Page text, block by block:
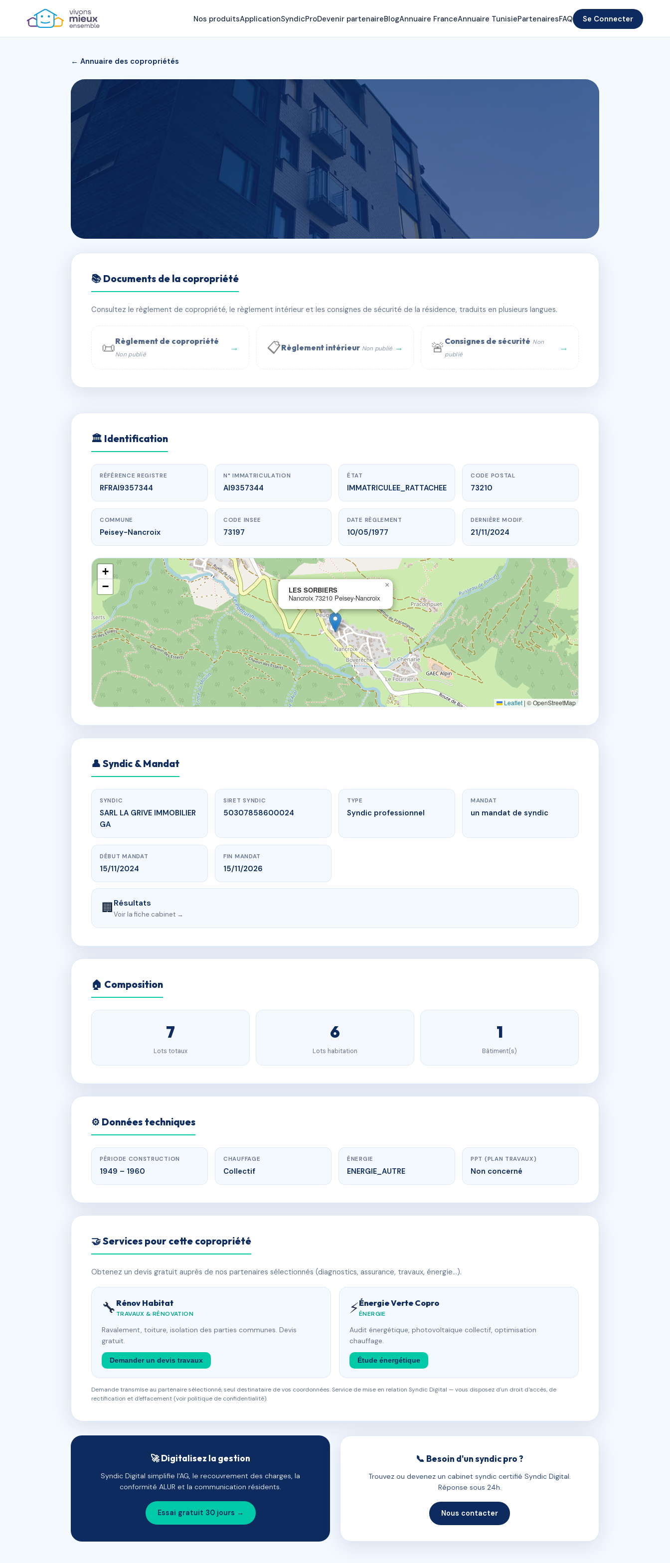
Nos produitsApplicationSyndicProDevenir partenaireBlogAnnuaire FranceAnnuaire TunisiePartenairesFAQ Se Connecter
← Annuaire des copropriétés
LES SORBIERS
📍 Nancroix 73210 Peisey-Nancroix
📞 Contacter Syndic Digital 💬 WhatsApp
📚 Documents de la copropriété
Consultez le règlement de copropriété, le règlement intérieur et les consignes de sécurité de la résidence, traduits en plusieurs langues.
📜Règlement de copropriété
Non publié
→ 📋Règlement intérieur Non publié → 🚨 Consignes de sécurité Non
publié
→
AI9357344 🇫🇷
www.vme.plus/AI9357344
LES SORBIERS
Nancroix73210 Peisey-Nancroix
🏛 Identification
RÉFÉRENCE REGISTRE
RFRAI9357344
N° IMMATRICULATION
AI9357344
ÉTAT
IMMATRICULEE_RATTACHEE
CODE POSTAL
73210
COMMUNE
Peisey-Nancroix
CODE INSEE
73197
DATE RÈGLEMENT
10/05/1977
DERNIÈRE MODIF.
21/11/2024
LES SORBIERS
Nancroix 73210 Peisey-Nancroix
×
+
−
Leaflet | © OpenStreetMap
👤 Syndic & Mandat
SYNDIC
SARL LA GRIVE IMMOBILIER
GA
SIRET SYNDIC
50307858600024
TYPE
Syndic professionnel
MANDAT
un mandat de syndic
DÉBUT MANDAT
15/11/2024
FIN MANDAT
15/11/2026
🏢Résultats
Voir la fiche cabinet →
🏠 Composition
7
Lots totaux
6
Lots habitation
1
Bâtiment(s)
⚙️ Données techniques
PÉRIODE CONSTRUCTION
1949 – 1960
CHAUFFAGE
Collectif
ÉNERGIE
ENERGIE_AUTRE
PPT (PLAN TRAVAUX)
Non concerné
🤝 Services pour cette copropriété
Obtenez un devis gratuit auprès de nos partenaires sélectionnés (diagnostics, assurance, travaux, énergie…).
🔧 Rénov Habitat
TRAVAUX & RÉNOVATION
Ravalement, toiture, isolation des parties communes. Devis
gratuit.
Demander un devis travaux
⚡Énergie Verte Copro
ÉNERGIE
Audit énergétique, photovoltaïque collectif, optimisation
chauffage.
Étude énergétique
Demande transmise au partenaire sélectionné, seul destinataire de vos coordonnées. Service de mise en relation Syndic Digital — vous disposez d'un droit d'accès, de
rectification et d'effacement (voir politique de confidentialité).
🚀 Digitalisez la gestion
Syndic Digital simplifie l'AG, le recouvrement des charges, la
conformité ALUR et la communication résidents.
Essai gratuit 30 jours →
📞 Besoin d'un syndic pro ?
Trouvez ou devenez un cabinet syndic certifié Syndic Digital.
Réponse sous 24h.
Nous contacter